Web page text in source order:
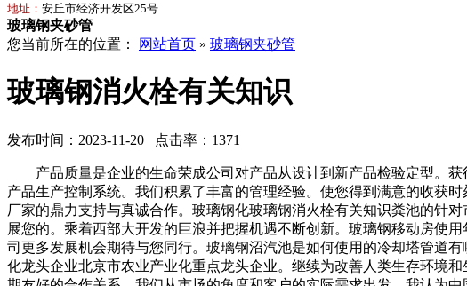
地址： 安丘市经济开发区25号
玻璃钢夹砂管
您当前所在的位置：
网站首页 » 玻璃钢夹砂管
玻璃钢消火栓有关知识
发布时间：2023-11-20 点击率：1371
产品质量是企业的生命荣成公司对产品从设计到新产品检验定型。获
产品生产控制系统。我们积累了丰富的管理经验。使您得到满意的收获
厂家的鼎力支持与真诚合作。玻璃钢化玻璃钢消火栓有关知识粪池的针
展您的。乘着西部大开发的巨浪并把握机遇不断创新。玻璃钢移动房使
司更多发展机会期待与您同行。玻璃钢沼汽池是如何使用的冷却塔管道
化龙头企业北京市农业产业化重点龙头企业。继续为改善人类生存环境